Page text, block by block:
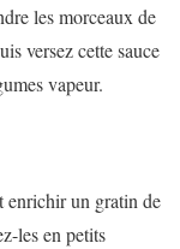
les morceaux de
versez cette sauce
vapeur.
enrichir un gratin de
les en petits